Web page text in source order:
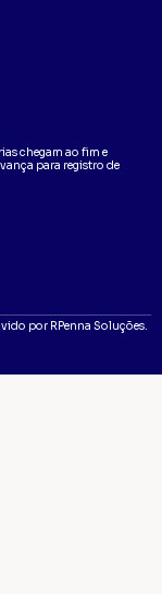
chegam ao fim e
para registro de
por RPenna Soluções.